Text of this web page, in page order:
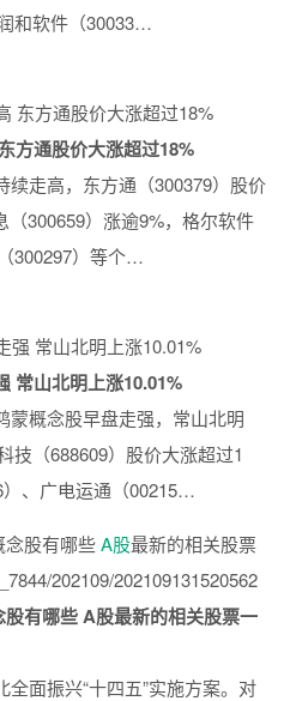
和软件（30033…
方通股价大涨超过18%
续走高，东方通（300379）股价
（300659）涨逾9%，格尔软件
300297）等个…
常山北明上涨10.01%
蒙概念股早盘走强，常山北明
技（688609）股价大涨超过1
、广电运通（00215…
念股有哪些A股最新的相关股票
202109/202109131520562
有哪些 A股最新的相关股票一
面振兴“十四五”实施方案。对